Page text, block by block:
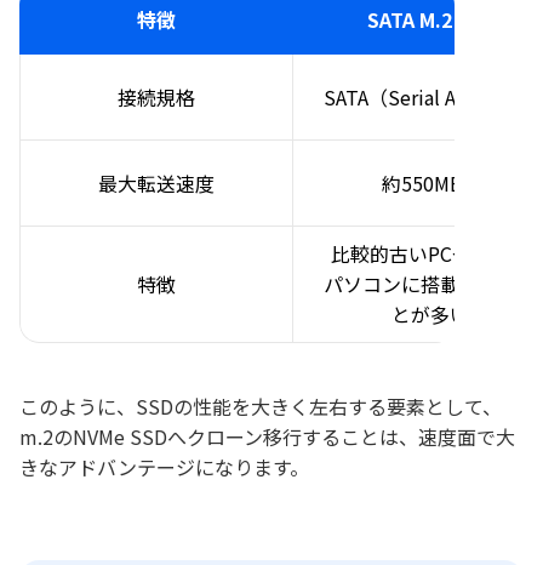
特徴 SATA M.2 SSD
接続規格 SATA（Serial ATA）方式
最大転送速度 約550MB/s
特徴
比較的古いPCやノート
パソコンに搭載されるこ
とが多い
このように、SSDの性能を大きく左右する要素として、
m.2のNVMe SSDへクローン移行することは、速度面で大
きなアドバンテージになります。